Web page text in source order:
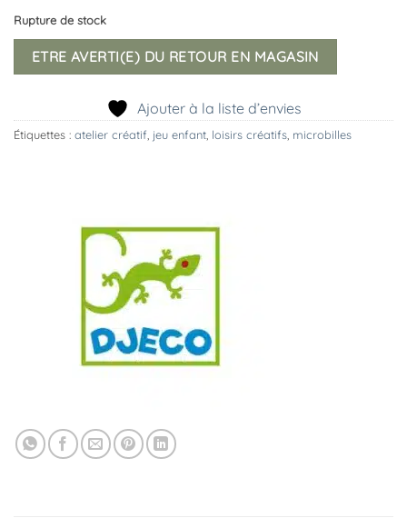
Rupture de stock
ETRE AVERTI(E) DU RETOUR EN MAGASIN
Ajouter à la liste d’envies
Étiquettes : atelier créatif jeu enfant loisirs créatifs microbilles